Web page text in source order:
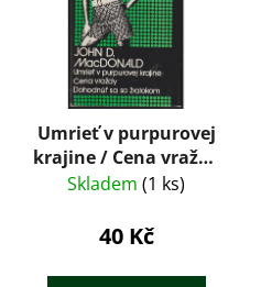
Umrieť v purpurovej
krajine / Cena vraždy
/ Dohodnúť sa so
Skladem (1 ks)
40 Kč